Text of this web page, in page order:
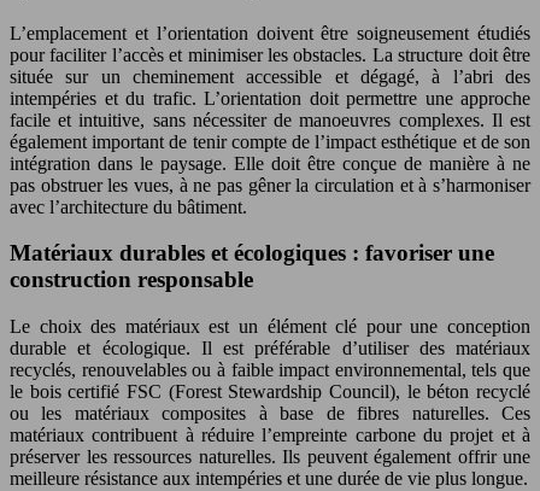
L’emplacement et l’orientation doivent être soigneusement étudiés
pour faciliter l’accès et minimiser les obstacles. La structure doit être
située sur un cheminement accessible et dégagé, à l’abri des
intempéries et du trafic. L’orientation doit permettre une approche
facile et intuitive, sans nécessiter de manoeuvres complexes. Il est
également important de tenir compte de l’impact esthétique et de son
intégration dans le paysage. Elle doit être conçue de manière à ne
pas obstruer les vues, à ne pas gêner la circulation et à s’harmoniser
avec l’architecture du bâtiment.
Matériaux durables et écologiques : favoriser une
construction responsable
Le choix des matériaux est un élément clé pour une conception
durable et écologique. Il est préférable d’utiliser des matériaux
recyclés, renouvelables ou à faible impact environnemental, tels que
le bois certifié FSC (Forest Stewardship Council), le béton recyclé
ou les matériaux composites à base de fibres naturelles. Ces
matériaux contribuent à réduire l’empreinte carbone du projet et à
préserver les ressources naturelles. Ils peuvent également offrir une
meilleure résistance aux intempéries et une durée de vie plus longue.